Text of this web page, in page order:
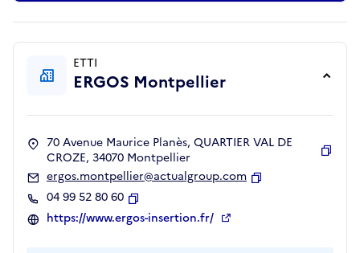
ETTI
ERGOS Montpellier
70 Avenue Maurice Planès, QUARTIER VAL DE
CROZE, 34070 Montpellier
ergos.montpellier@actualgroup.com
04 99 52 80 60
Copier
https://www.ergos-insertion.fr/